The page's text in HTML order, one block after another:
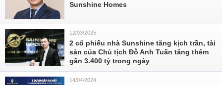
Sunshine Homes
12/03/2025
2 cổ phiếu nhà Sunshine tăng kịch trần, tài
sản của Chủ tịch Đỗ Anh Tuấn tăng thêm
gần 3.400 tỷ trong ngày
14/04/2024